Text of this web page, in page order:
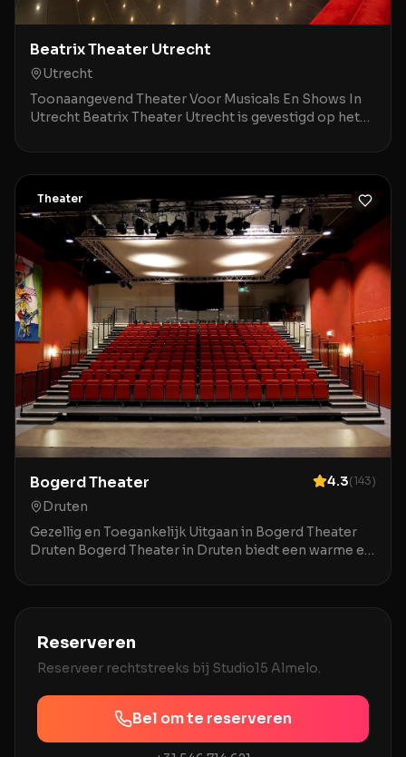
Beatrix Theater Utrecht
Utrecht
Toonaangevend Theater Voor Musicals En Shows In
Utrecht Beatrix Theater Utrecht is gevestigd op het
Theater
Bogerd Theater 4.3(143)
Druten
Gezellig en Toegankelijk Uitgaan in Bogerd Theater
Druten Bogerd Theater in Druten biedt een warme en
Reserveren
Reserveer rechtstreeks bij Studio15 Almelo.
Bel om te reserveren